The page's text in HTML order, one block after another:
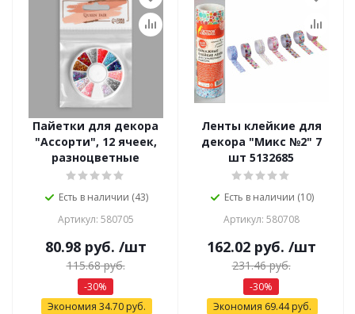
Пайетки для декора
"Ассорти", 12 ячеек,
разноцветные
Есть в наличии (43)
Артикул: 580705
80.98руб. /шт
115.68руб.
-30%
Экономия 34.70 руб.
Ленты клейкие для
декора "Микс №2" 7
шт 5132685
Есть в наличии (10)
Артикул: 580708
162.02руб. /шт
231.46руб.
-30%
Экономия 69.44руб.